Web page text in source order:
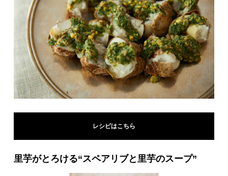
レシピはこちら
里芋がとろける“スペアリブと里芋のスープ”